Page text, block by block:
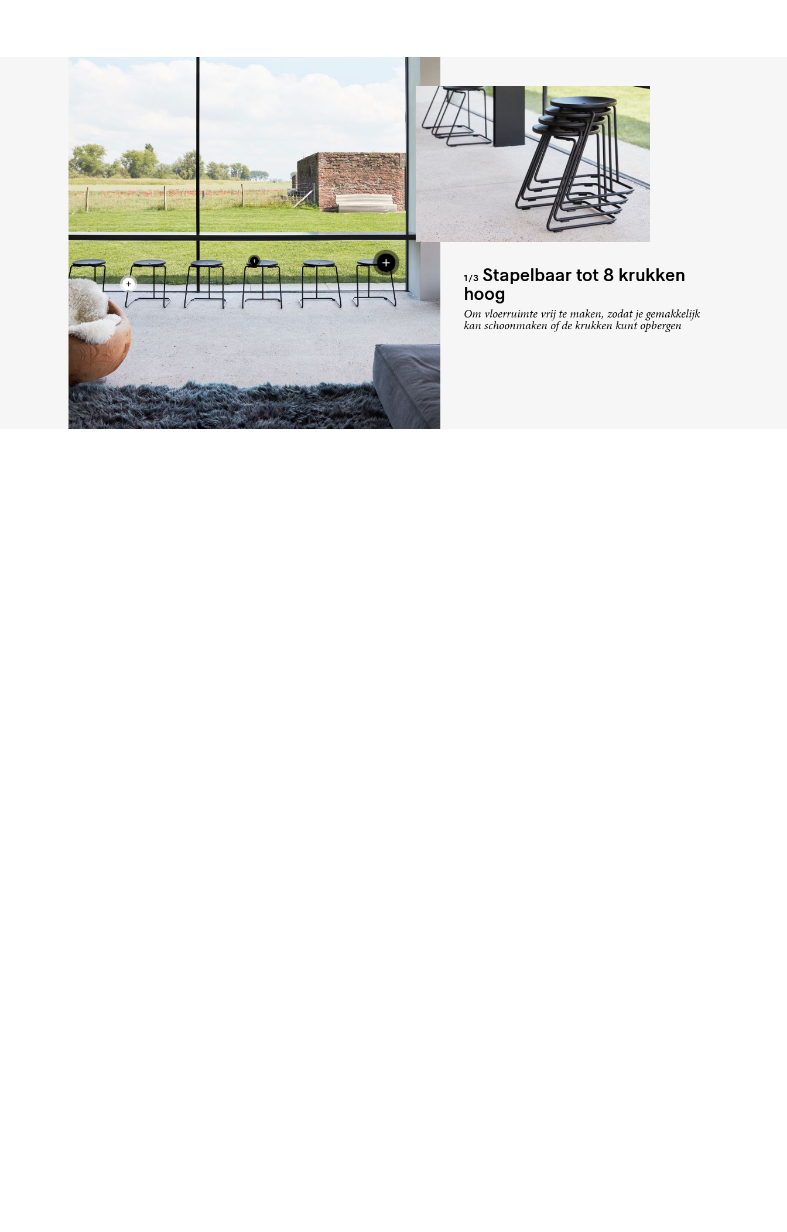
1/3 Stapelbaar tot 8 krukken
hoog
Om vloerruimte vrij te maken, zodat je gemakkelijk
kan schoonmaken of de krukken kunt opbergen